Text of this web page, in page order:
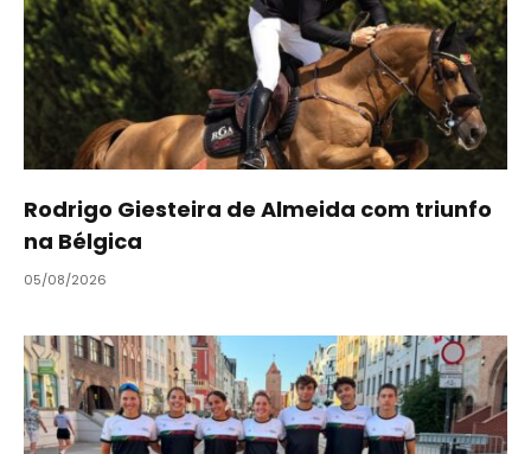
Rodrigo Giesteira de Almeida com triunfo
na Bélgica
05/08/2026